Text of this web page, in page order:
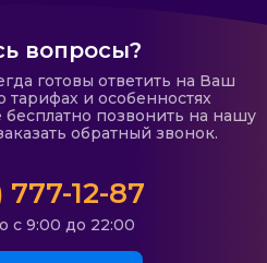
вопросы?
готовы ответить на Ваш
тарифах и особенностях
позвонить на нашу
обратный звонок.
12-87
с 9:00 до 22:00